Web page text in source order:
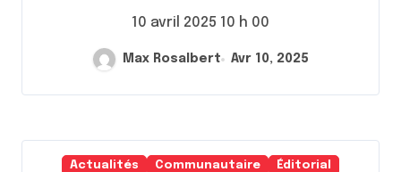
10 avril 2025 10 h 00
Max Rosalbert Avr 10, 2025
Actualités Communautaire
Éditorial